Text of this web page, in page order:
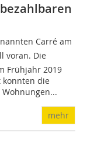
Carré am
voran. Die
Frühjahr 2019
konnten die
mehr